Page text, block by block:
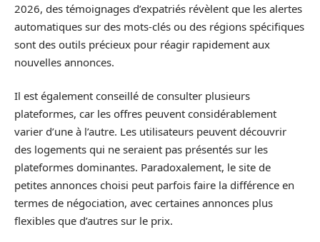
2026, des témoignages d’expatriés révèlent que les alertes
automatiques sur des mots-clés ou des régions spécifiques
sont des outils précieux pour réagir rapidement aux
nouvelles annonces.
Il est également conseillé de consulter plusieurs
plateformes, car les offres peuvent considérablement
varier d’une à l’autre. Les utilisateurs peuvent découvrir
des logements qui ne seraient pas présentés sur les
plateformes dominantes. Paradoxalement, le site de
petites annonces choisi peut parfois faire la différence en
termes de négociation, avec certaines annonces plus
flexibles que d’autres sur le prix.